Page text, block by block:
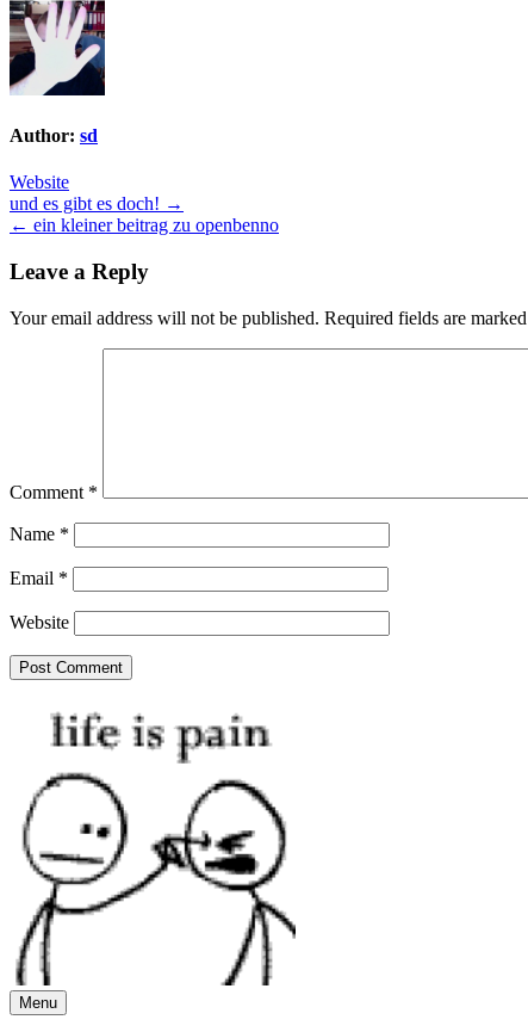
Author: sd
Website
Post
navigation
und es gibt es doch! →
← ein kleiner beitrag zu openbenno
Leave a Reply
Your email address will not be published. Required fields are marked
Comment *
Name *
Email *
Website
Menu